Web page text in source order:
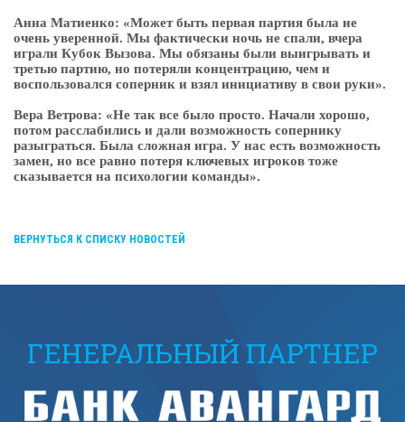
Анна Матиенко: «Может быть первая партия была не
очень уверенной. Мы фактически ночь не спали, вчера
играли Кубок Вызова. Мы обязаны были выигрывать и
третью партию, но потеряли концентрацию, чем и
воспользовался соперник и взял инициативу в свои руки».
Вера Ветрова: «Не так все было просто. Начали хорошо,
потом расслабились и дали возможность сопернику
разыграться. Была сложная игра. У нас есть возможность
замен, но все равно потеря ключевых игроков тоже
сказывается на психологии команды».
ВЕРНУТЬСЯ К СПИСКУ НОВОСТЕЙ
ГЕНЕРАЛЬНЫЙ ПАРТНЕР